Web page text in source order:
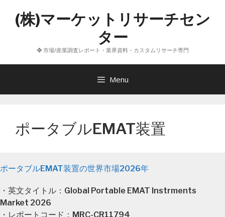
へ
(株)マーケットリサーチセン
ター
❖ 市場/産業調査レポート・業界資料・カスタムリサーチ専門
Menu
ポータブルEMAT装置
ポータブルEMAT装置の世界市場2026年
・英文タイトル：Global Portable EMAT Instrments
Market 2026
・レポートコード：MRC-CR11794